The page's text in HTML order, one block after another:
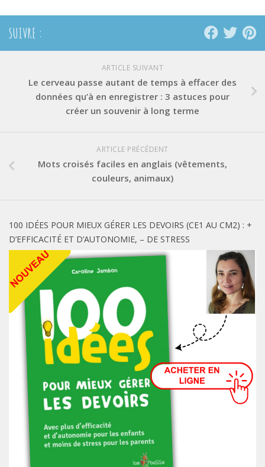
SUIVRE :
ARTICLE SUIVANT
Le cerveau passe autant de temps à effacer des
données qu’à en enregistrer : 3 astuces pour
créer un souvenir à long terme
ARTICLE PRÉCÉDENT
Mots croisés faciles en anglais (vêtements,
couleurs, animaux)
100 IDÉES POUR MIEUX GÉRER LES DEVOIRS (CE1 AU CM2) : +
D’EFFICACITÉ ET D’AUTONOMIE, – DE STRESS